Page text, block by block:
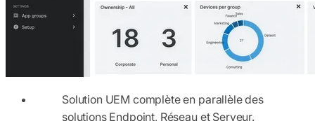
Solution UEM complète en parallèle des
solutions Endpoint, Réseau et Serveur.